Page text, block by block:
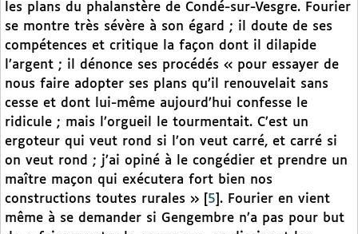
les plans du phalanstère de Condé-sur-Vesgre. Fourier
se montre très sévère à son égard ; il doute de ses
compétences et critique la façon dont il dilapide
l’argent ; il dénonce ses procédés « pour essayer de
nous faire adopter ses plans qu’il renouvelait sans
cesse et dont lui-même aujourd’hui confesse le
ridicule ; mais l’orgueil le tourmentait. C’est un
ergoteur qui veut rond si l’on veut carré, et carré si
on veut rond ; j’ai opiné à le congédier et prendre un
maître maçon qui exécutera fort bien nos
constructions toutes rurales »
5 . Fourier en vient
même à se demander si Gengembre n’a pas pour but